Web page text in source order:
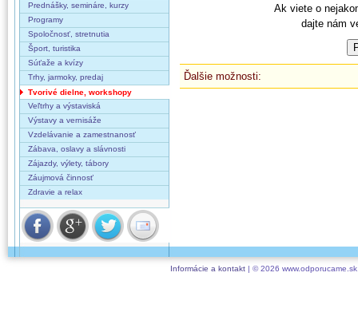
Prednášky, semináre, kurzy
Programy
Spoločnosť, stretnutia
Šport, turistika
Súťaže a kvízy
Trhy, jarmoky, predaj
Tvorivé dielne, workshopy
Veľtrhy a výstaviská
Výstavy a vernisáže
Vzdelávanie a zamestnanosť
Zábava, oslavy a slávnosti
Zájazdy, výlety, tábory
Záujmová činnosť
Zdravie a relax
Ak viete o
dajte nám
Ďalšie možnosti:
Informácie a kontakt| © 2026